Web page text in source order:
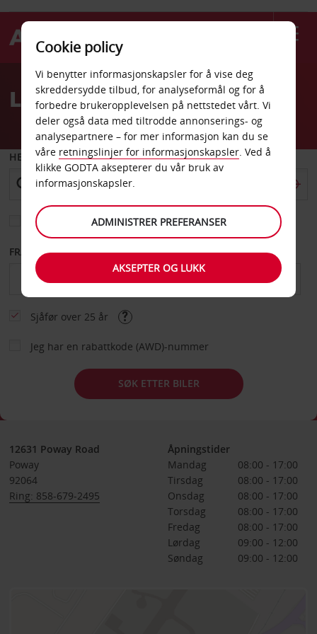
Welcome
AvisLeiebil Poway
HENT FRA
Velg et annet leveringssted
FRA DATO TIL DATO
Sjåfør over 25 år
Jeg har en rabattkode (AWD)-nummer
SØK ETTER BILER
12631 Poway Road
Poway
92064
Ring: 858-679-2495
Åpningstider
Mandag
08:00 - 17:00
Tirsdag
08:00 - 17:00
Onsdag
08:00 - 17:00
Torsdag
08:00 - 17:00
Fredag
08:00 - 17:00
Lørdag
09:00 - 12:00
Søndag
09:00 - 12:00
Cookie policy
Vi benytter informasjonskapsler for å vise deg
skreddersydde tilbud, for analyseformål og for å
forbedre brukeropplevelsen på nettstedet vårt. Vi
deler også data med tiltrodde annonserings- og
analysepartnere – for mer informasjon kan du se
våre retningslinjer for informasjonskapsler. Ved å
klikke GODTA aksepterer du vår bruk av
informasjonskapsler.
ADMINISTRER PREFERANSER
AKSEPTER OG LUKK